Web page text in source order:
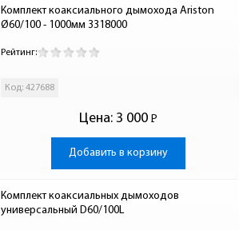
Комплект коаксиального дымохода Ariston
Ø60/100 - 1000мм 3318000
Рейтинг:
Код: 427688
Цена: 3 000 Р
-
Добавить в корзину
Комплект коаксиальных дымоходов
универсальный D60/100L